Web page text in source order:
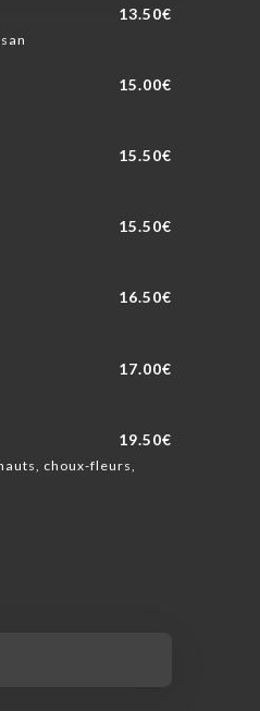
13.50€
15.00€
15.50€
15.50€
16.50€
17.00€
19.50€
choux-fleurs,